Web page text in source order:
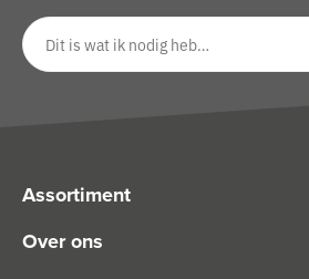
Zoeken op website
Assortiment
Over ons